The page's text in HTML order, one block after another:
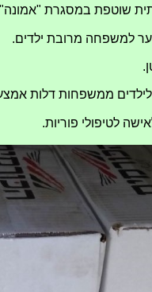
שוטפת במסגרת "אמונה"
למשפחה מרובת ילדים.
לילדים ממשפחות דלות
לטיפולי פוריות.